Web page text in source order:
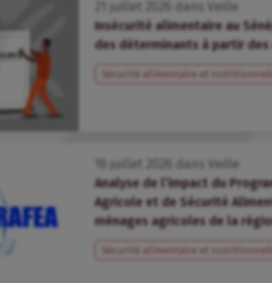
juillet dans
Veille
Insécurité alimentaire au
des déterminants à partir des
Sécurité alimentaire et
juillet dans
Veille
Analyse de l’impact du
Agricole et de Sécurité
ménages agricoles de la
Sécurité alimentaire et